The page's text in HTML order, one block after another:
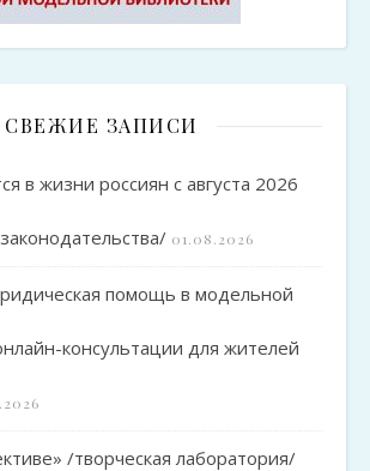
СВЕЖИЕ ЗАПИСИ
в жизни россиян с августа 2026
01.08.2026
помощь в модельной
консультации для жителей
/творческая лаборатория/